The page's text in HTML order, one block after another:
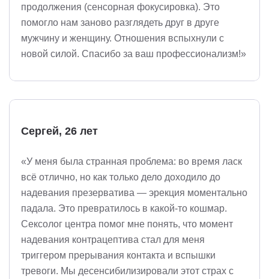
продолжения (сенсорная фокусировка). Это
помогло нам заново разглядеть друг в друге
мужчину и женщину. Отношения вспыхнули с
новой силой. Спасибо за ваш профессионализм!»
Сергей, 26 лет
«У меня была странная проблема: во время ласк
всё отлично, но как только дело доходило до
надевания презерватива — эрекция моментально
падала. Это превратилось в какой-то кошмар.
Сексолог центра помог мне понять, что момент
надевания контрацептива стал для меня
триггером прерывания контакта и вспышки
тревоги. Мы десенсибилизировали этот страх с